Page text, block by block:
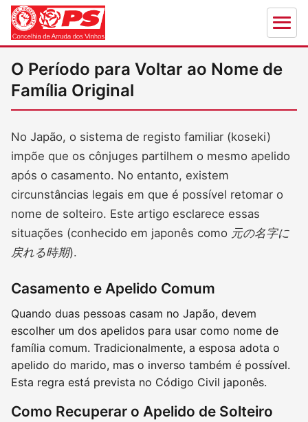
O Período para Voltar ao Nome de
Família Original
No Japão, o sistema de registo familiar (koseki)
impõe que os cônjuges partilhem o mesmo apelido
após o casamento. No entanto, existem
circunstâncias legais em que é possível retomar o
nome de solteiro. Este artigo esclarece essas
situações (conhecido em japonês como 元の名字に
戻れる時期).
Casamento e Apelido Comum
Quando duas pessoas casam no Japão, devem
escolher um dos apelidos para usar como nome de
família comum. Tradicionalmente, a esposa adota o
apelido do marido, mas o inverso também é possível.
Esta regra está prevista no Código Civil japonês.
Como Recuperar o Apelido de Solteiro